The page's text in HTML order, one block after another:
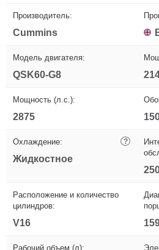
Производитель:
Cummins
Модель двигателя:
QSK60-G8
Мощность (л.с.):
2875
Охлаждение: ?
Жидкостное
Расположение и количество
цилиндров:
V16
Рабочий объем (л):